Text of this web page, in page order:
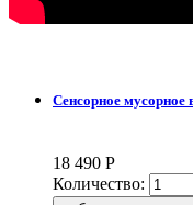
Сенсорное мусорное
18 490 Р
Количество: